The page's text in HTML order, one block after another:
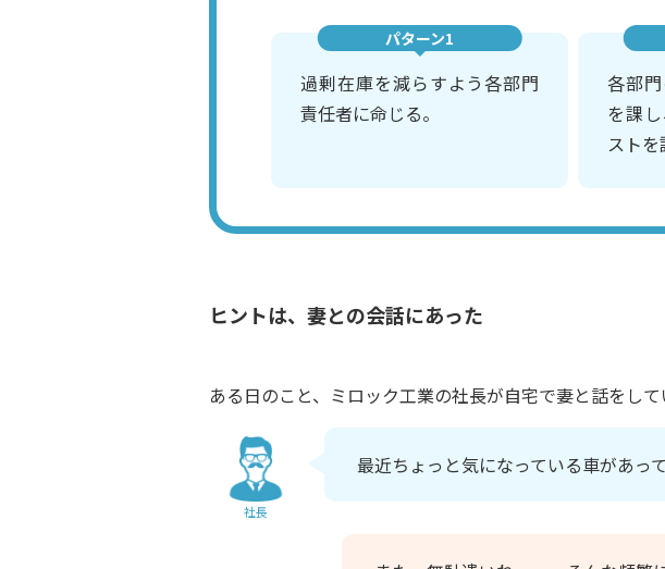
パターン1
過剰在庫を減らすよう各部門
責任者に命じる。
各部
を課
ストを
ヒントは、妻との会話にあった
ある日のこと、ミロック工業の社長が自宅で妻と話をして
社長
最近ちょっと気になっている車があっ